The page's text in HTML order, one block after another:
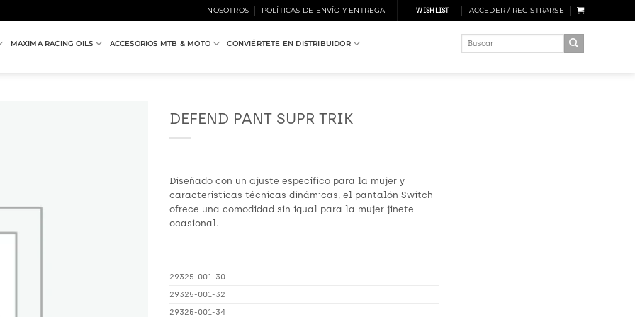
NOSOTROS POLÍTICAS DE ENVÍO Y ENTREGA WISHLIST ACCEDER / REGISTRARSE
MAXIMA RACING OILS ACCESORIOS MTB & MOTO CONVIÉRTETE EN DISTRIBUIDOR
Buscar
DEFEND PANT SUPR TRIK
Diseñado con un ajuste específico para la mujer y
características técnicas dinámicas, el pantalón Switch
ofrece una comodidad sin igual para la mujer jinete
ocasional.
29325-001-30
29325-001-32
29325-001-34